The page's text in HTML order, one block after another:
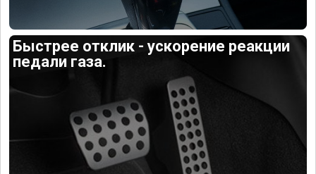
Быстрее отклик - ускорение реакции
педали газа.